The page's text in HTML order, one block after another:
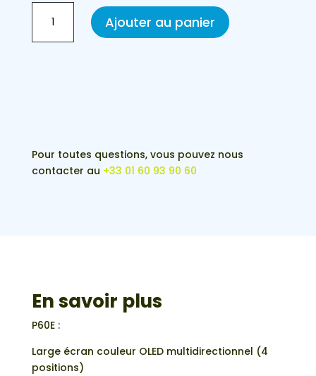
Capteur
pouls
professionnel
Ajouter au panier
Pour toutes questions, vous pouvez nous
contacter au +33 01 60 93 90 60
En savoir plus
P60E :
Large écran couleur OLED multidirectionnel (4
positions)